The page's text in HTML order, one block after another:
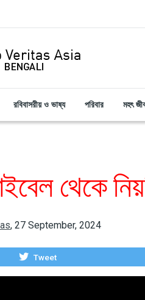
রবিবাসরীয় ও ভাষ্য পরিবার মহৎ
থেকে
, 27 September, 2024
Tweet